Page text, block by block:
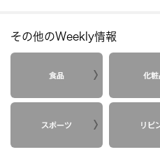
その他のWeekly情報
食品 化粧
スポーツ リビ